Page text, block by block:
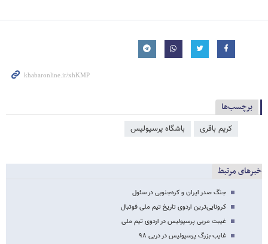
برچسب‌ها
کریم باقری باشگاه پرسپولیس
خبرهای مرتبط
جنگ صدر ایران و کره‌جنوبی در سئول
کرونایی‌ترین اردوی تاریخ تیم ملی فوتبال
غیبت مربی پرسپولیس در اردوی تیم ملی
غایب بزرگ پرسپولیس در دربی ۹۸